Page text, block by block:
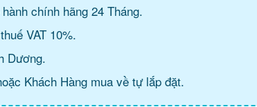
chính hãng 24 Tháng.
VAT 10%.
Dương.
Khách Hàng mua về tự lắp đặt.